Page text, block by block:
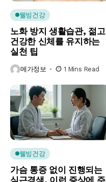
웰빙건강
노화 방지 생활습관, 젊고
건강한 신체를 유지하는
실천 팁
메가정보 1 Mins Read
웰빙건강
가슴 통증 없이 진행되는
심근경색, 이런 증상에 주